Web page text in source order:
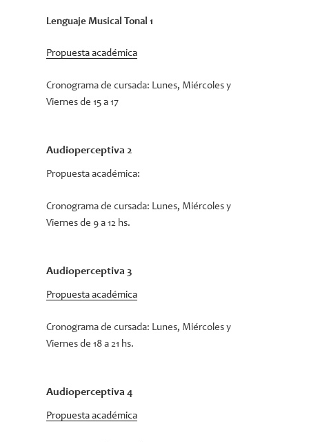
Lenguaje Musical Tonal 1
Propuesta académica
Cronograma de cursada: Lunes, Miércoles y
Viernes de 15 a 17
Audioperceptiva 2
Propuesta académica:
Cronograma de cursada: Lunes, Miércoles y
Viernes de 9 a 12 hs.
Audioperceptiva 3
Propuesta académica
Cronograma de cursada: Lunes, Miércoles y
Viernes de 18 a 21 hs.
Audioperceptiva 4
Propuesta académica